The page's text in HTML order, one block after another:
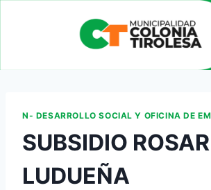
N- DESARROLLO SOCIAL Y OFICINA DE
SUBSIDIO
LUDUEÑA